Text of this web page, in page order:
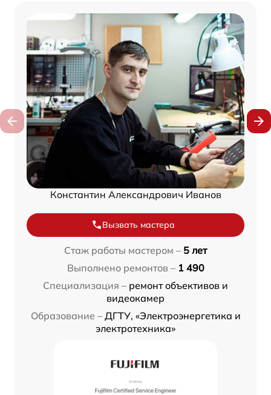
Константин Александрович Иванов
Вызвать мастера
Стаж работы мастером – 5 лет
Выполнено ремонтов – 1 490
Специализация – ремонт объективов и
видеокамер
Образование – ДГТУ, «Электроэнергетика и
электротехника»